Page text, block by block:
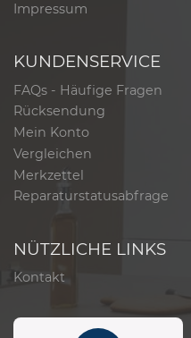
Impressum
KUNDENSERVICE
FAQs - Häufige Fragen
Rücksendung
Mein Konto
Vergleichen
Merkzettel
Reparaturstatusabfrage
NÜTZLICHE LINKS
Kontakt